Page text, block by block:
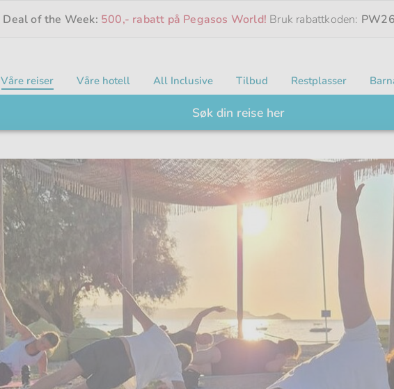
Deal of the Week: 500,- rabatt på Pegasos World! Bruk rabattkoden:
Våre reiser Våre hotell All Inclusive Tilbud Restplasser
Søk din reise her